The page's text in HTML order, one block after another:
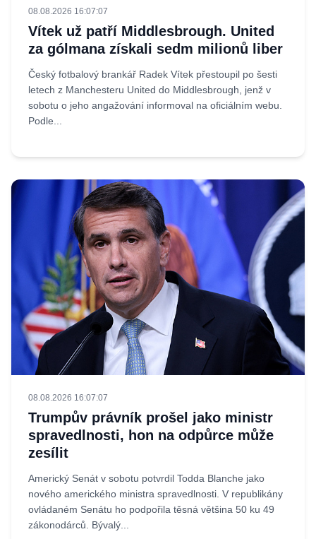
08.08.2026 16:07:07
Vítek už patří Middlesbrough. United
za gólmana získali sedm milionů liber
Český fotbalový brankář Radek Vítek přestoupil po šesti
letech z Manchesteru United do Middlesbrough, jenž v
sobotu o jeho angažování informoval na oficiálním webu.
Podle...
08.08.2026 16:07:07
Trumpův právník prošel jako ministr
spravedlnosti, hon na odpůrce může
zesílit
Americký Senát v sobotu potvrdil Todda Blanche jako
nového amerického ministra spravedlnosti. V republikány
ovládaném Senátu ho podpořila těsná většina 50 ku 49
zákonodárců. Bývalý...